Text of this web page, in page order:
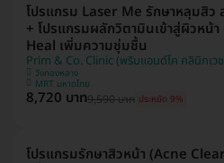
โปรแกรม Laser Me รักษาหลุมสิว
+ โปรแกรมผลักวิตามินเข้าสู่ผิวหน้
Heal เพิ่มความชุ่มชื้น
Prim & Co. Clinic (พริมแอนด์โค คลินิกเว
วังทองหลาง
MRT มหาดไทย
8,720 บาท9,590 บาท ประหยัด 9%
โปรแกรมรักษาสิวหน้า (Acne